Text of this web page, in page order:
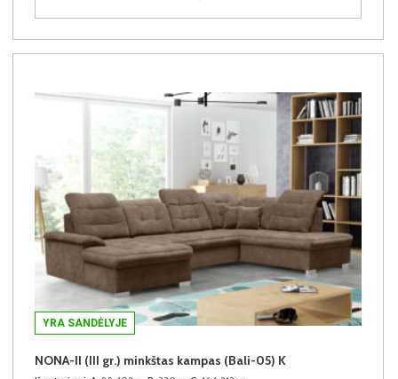
YRA SANDĖLYJE
NONA-II (III gr.) minkštas kampas (Bali-05) K